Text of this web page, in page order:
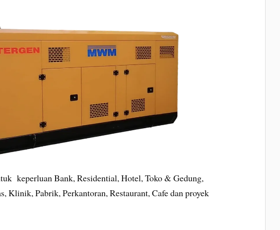
keperluan Bank, Residential, Hotel, Toko & Gedung,
Klinik, Pabrik, Perkantoran, Restaurant, Cafe dan proyek